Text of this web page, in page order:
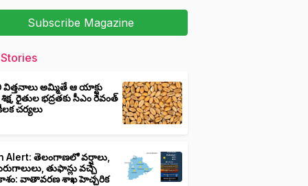
Subscribe Magazine
విత్తనాలు అమ్మితే ఆ యాక్టు
రైతుల భద్రతకు సీఎం రేవంత్
చర్యలు
Alert: తెలంగాణలో వర్షాలు,
తుఫాన్లు వచ్చే
వాతావరణ శాఖ హెచ్చరిక